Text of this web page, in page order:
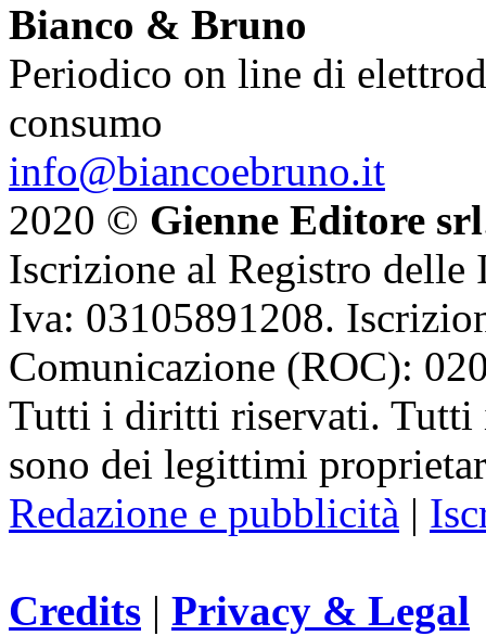
Bianco & Bruno
Periodico on line di
consumo
info@biancoebruno.it
2020 © Gienne Editore srl
Iscrizione al Registro delle
Iva: 03105891208.
Comunicazione (ROC):
Tutti i diritti riservati. Tutti
sono dei legittimi
Redazione e pubblicità |
Credits | Privacy & Legal